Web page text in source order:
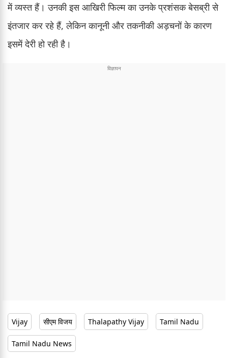
में व्यस्त हैं। उनकी इस आखिरी फिल्म का उनके प्रशंसक बेसब्री से
इंतजार कर रहे हैं, लेकिन कानूनी और तकनीकी अड़चनों के कारण
इसमें देरी हो रही है।
Vijay सीएम विजय Thalapathy Vijay Tamil Nadu
Tamil Nadu News